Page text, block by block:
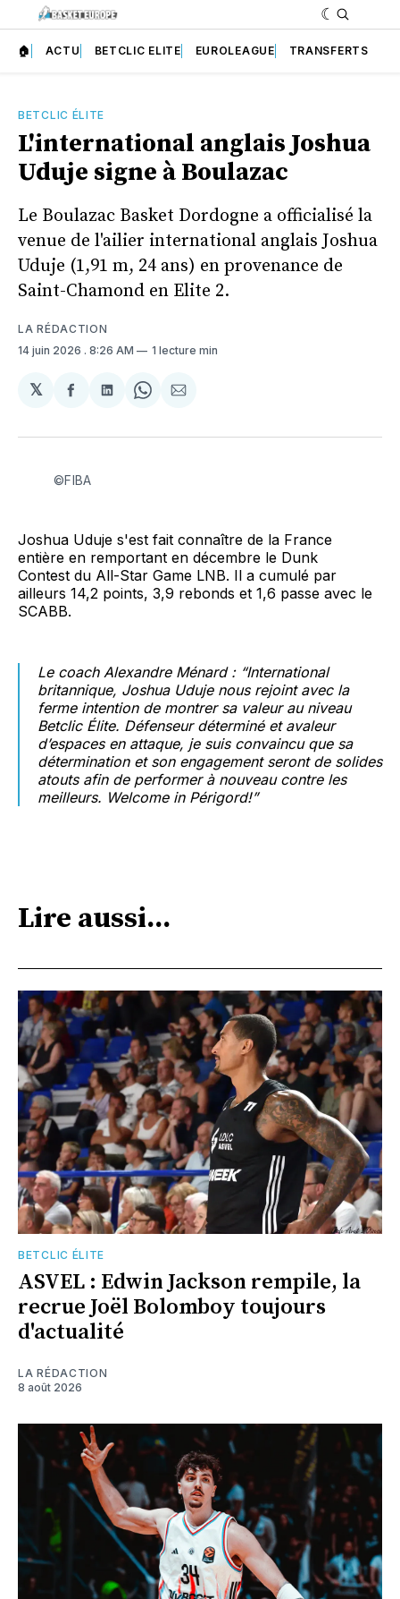
🏠 ACTU BETCLIC ELITE EUROLEAGUE TRANSFERTS
BETCLIC ÉLITE
L'international anglais Joshua
Uduje signe à Boulazac
Le Boulazac Basket Dordogne a officialisé la
venue de l'ailier international anglais Joshua
Uduje (1,91 m, 24 ans) en provenance de
Saint-Chamond en Elite 2.
LA RÉDACTION
14 juin 2026 . 8:26 AM 1 lecture min
𝕏
Partager
Facebook
Partager
LinkedIn
Share
WhatsApp
Partager
Courriel
©FIBA
Joshua Uduje s'est fait connaître de la France
entière en remportant en décembre le Dunk
Contest du All-Star Game LNB. Il a cumulé par
ailleurs 14,2 points, 3,9 rebonds et 1,6 passe avec le
SCABB.
Le coach Alexandre Ménard : “International
britannique, Joshua Uduje nous rejoint avec la
ferme intention de montrer sa valeur au niveau
Betclic Élite. Défenseur déterminé et avaleur
d’espaces en attaque, je suis convaincu que sa
détermination et son engagement seront de solides
atouts afin de performer à nouveau contre les
meilleurs. Welcome in Périgord!”
Lire aussi...
BETCLIC ÉLITE
ASVEL : Edwin Jackson rempile, la
recrue Joël Bolomboy toujours
d'actualité
LA RÉDACTION
8 août 2026